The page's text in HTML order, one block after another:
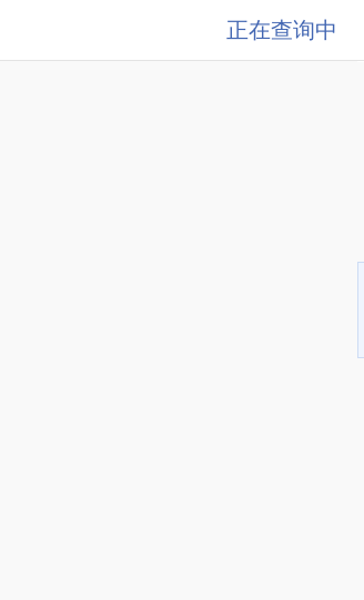
正在查询中